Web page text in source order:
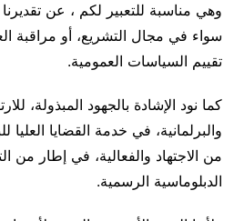
وهي مناسبة للتعبير لكم ، عن
سواء في مجال التشريع، أو مراقبة
تقييم السياسات العمومية.
كما نود الإشادة بالجهود المبذولة،
والبرلمانية، في خدمة القضايا العليا
من الاجتهاد والفعالية، في إطار من
الدبلوماسية الرسمية.